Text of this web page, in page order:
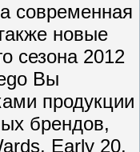
современная
новые
сезона 2012
Вы
продукции
брендов,
Early 20,